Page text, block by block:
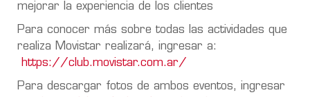
mejorar la experiencia de los clientes
Para conocer más sobre todas las actividades que
realiza Movistar realizará, ingresar a:
https://club.movistar.com.ar/
Para descargar fotos de ambos eventos, ingresar